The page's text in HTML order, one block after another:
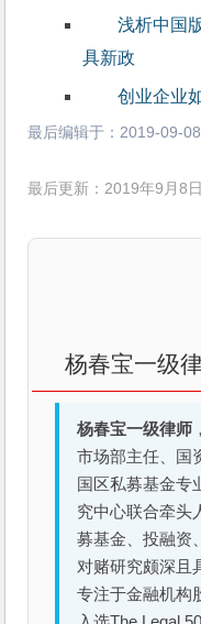
浅析中国
具新政
创业企业
最后编辑于： 2019-09-
最后更新：2019年9月8日
杨春宝一级
杨春宝一级律师
市场部主任、国
国区私募基金专
究中心联合牵头
募基金、投融资
对赌研究颇深且
专注于金融机构